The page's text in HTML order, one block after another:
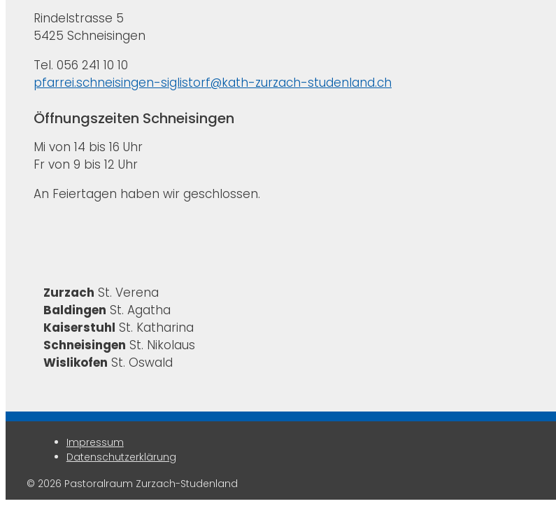
Rindelstrasse 5
5425 Schneisingen
Tel. 056 241 10 10
pfarrei.schneisingen-siglistorf@kath-zurzach-studenland.ch
Öffnungszeiten Schneisingen
Mi von 14 bis 16 Uhr
Fr von 9 bis 12 Uhr
An Feiertagen haben wir geschlossen.
Zurzach St. Verena
Baldingen St. Agatha
Kaiserstuhl St. Katharina
Schneisingen St. Nikolaus
Wislikofen St. Oswald
Impressum
Datenschutzerklärung
© 2026 Pastoralraum Zurzach-Studenland